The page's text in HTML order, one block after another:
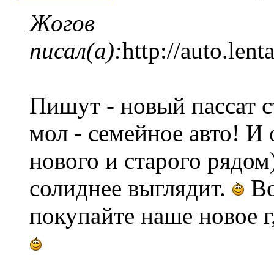
Жогов
писал(а):http://
Пишут - новый пассат
мол - семейное авто! И
нового и старого
солиднее выглядит.
покупайте наше новое